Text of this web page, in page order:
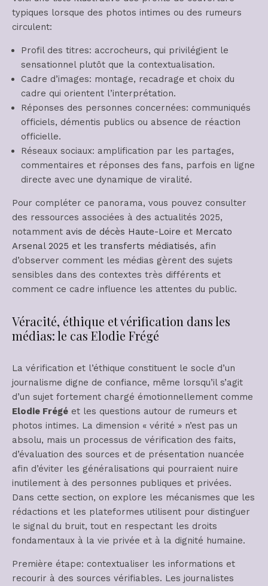
typiques lorsque des photos intimes ou des rumeurs
circulent:
Profil des titres: accrocheurs, qui privilégient le
sensationnel plutôt que la contextualisation.
Cadre d’images: montage, recadrage et choix du
cadre qui orientent l’interprétation.
Réponses des personnes concernées: communiqués
officiels, démentis publics ou absence de réaction
officielle.
Réseaux sociaux: amplification par les partages,
commentaires et réponses des fans, parfois en ligne
directe avec une dynamique de viralité.
Pour compléter ce panorama, vous pouvez consulter
des ressources associées à des actualités 2025,
notamment avis de décès Haute-Loire et Mercato
Arsenal 2025 et les transferts médiatisés, afin
d’observer comment les médias gèrent des sujets
sensibles dans des contextes très différents et
comment ce cadre influence les attentes du public.
Véracité, éthique et vérification dans les
médias: le cas Elodie Frégé
La vérification et l’éthique constituent le socle d’un
journalisme digne de confiance, même lorsqu’il s’agit
d’un sujet fortement chargé émotionnellement comme
Elodie Frégé et les questions autour de rumeurs et
photos intimes. La dimension « vérité » n’est pas un
absolu, mais un processus de vérification des faits,
d’évaluation des sources et de présentation nuancée
afin d’éviter les généralisations qui pourraient nuire
inutilement à des personnes publiques et privées.
Dans cette section, on explore les mécanismes que les
rédactions et les plateformes utilisent pour distinguer
le signal du bruit, tout en respectant les droits
fondamentaux à la vie privée et à la dignité humaine.
Première étape: contextualiser les informations et
recourir à des sources vérifiables. Les journalistes